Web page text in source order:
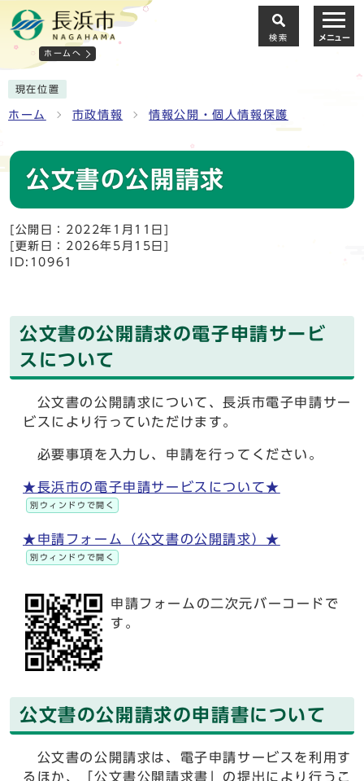
ホームへ
検索 メニュー
現在位置
ホーム 市政情報 情報公開・個人情報保護
公文書の公開請求
[公開日：2022年1月11日]
[更新日：2026年5月15日]
ID:10961
公文書の公開請求の電子申請サービ
スについて
公文書の公開請求について、長浜市電子申請サー
ビスにより行っていただけます。
必要事項を入力し、申請を行ってください。
★長浜市の電子申請サービスについて★
別ウィンドウで開く
★申請フォーム（公文書の公開請求）★
別ウィンドウで開く
申請フォームの二次元バーコードで
す。
公文書の公開請求の申請書について
公文書の公開請求は、電子申請サービスを利用す
るほか、「公文書公開請求書」の提出により行うこ